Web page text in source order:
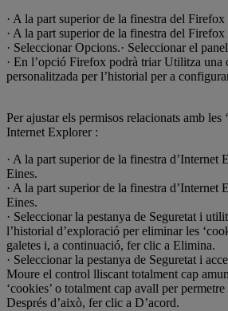
· A la part superior de la finestra del
· A la part superior de la finestra del
· Seleccionar Opcions.· Seleccionar el
· En l’opció Firefox podrà triar Utilitza una
personalitzada per l’historial per a
Per ajustar els permisos relacionats amb les
Internet Explorer :
· A la part superior de la finestra d’Internet
Eines.
· A la part superior de la finestra d’Internet
Eines.
· Seleccionar la pestanya de Seguretat i
l’historial d’exploració per eliminar les
galetes i, a continuació, fer clic a Elimina.
· Seleccionar la pestanya de Seguretat i
Moure el control lliscant totalment cap
‘cookies’ o totalment cap avall per permetre
Després d’això, fer clic a D’acord.